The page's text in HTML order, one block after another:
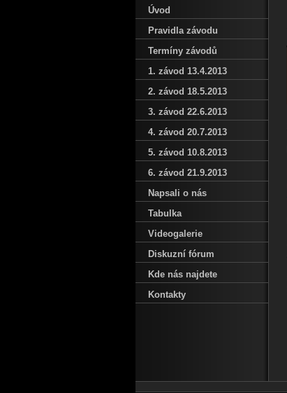
Úvod
Pravidla závodu
Termíny závodů
1. závod 13.4.2013
2. závod 18.5.2013
3. závod 22.6.2013
4. závod 20.7.2013
5. závod 10.8.2013
6. závod 21.9.2013
Napsali o nás
Tabulka
Videogalerie
Diskuzní fórum
Kde nás najdete
Kontakty